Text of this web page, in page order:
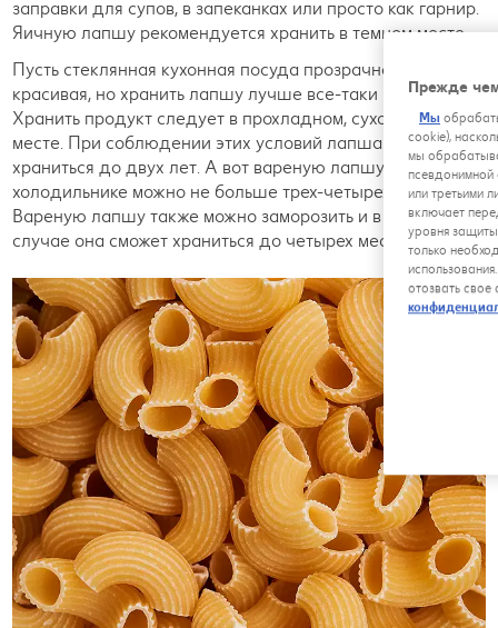
заправки для супов, в запеканках или просто как гарнир.
Яичную лапшу рекомендуется хранить в темном месте.
Пусть стеклянная кухонная посуда прозрачная и
красивая, но хранить лапшу лучше все-таки не в ней.
Хранить продукт следует в прохладном, сухом и темном
месте. При соблюдении этих условий лапша будет
храниться до двух лет. А вот вареную лапшу хранить в
холодильнике можно не больше трех-четырех дней.
Вареную лапшу также можно заморозить и в таком
случае она сможет храниться до четырех месяцев.
Прежде
Мы
cookie),
мы
псевдонимной
или третьими
включает
уровня
только
отозвать